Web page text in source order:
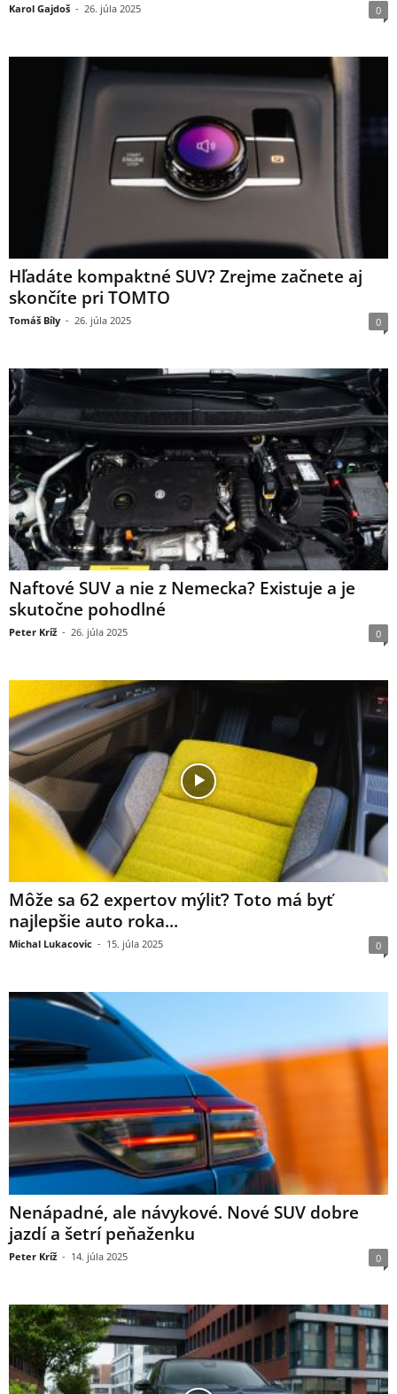
Karol Gajdoš - 26. júla 2025 0
Hľadáte kompaktné SUV? Zrejme začnete aj
skončíte pri TOMTO
Tomáš Bíly - 26. júla 2025 0
Naftové SUV a nie z Nemecka? Existuje a je
skutočne pohodlné
Peter Kríž - 26. júla 2025 0
Môže sa 62 expertov mýliť? Toto má byť
najlepšie auto roka...
Michal Lukacovic - 15. júla 2025 0
Nenápadné, ale návykové. Nové SUV dobre
jazdí a šetrí peňaženku
Peter Kríž - 14. júla 2025 0